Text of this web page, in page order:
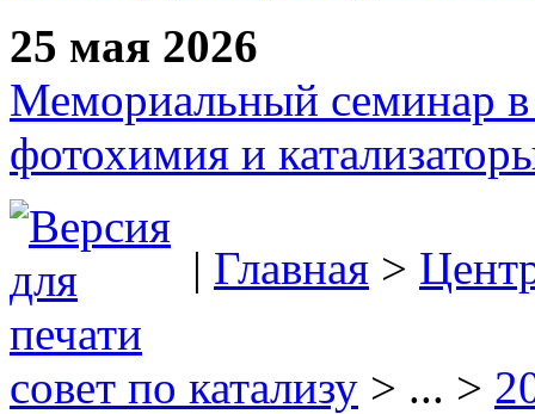
25 мая 2026
Мемориальный семинар в
фотохимия и
| Главная >
совет по катализу > ... >